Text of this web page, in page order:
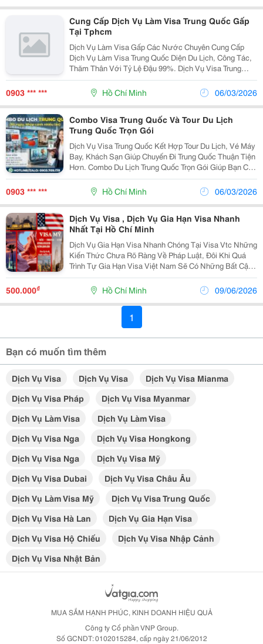
Cung Cấp Dịch Vụ Làm Visa Trung Quốc Gấp
Tại Tphcm
Dịch Vụ Làm Visa Gấp Các Nước Chuyên Cung Cấp
Dịch Vụ Làm Visa Trung Quốc Diện Du Lịch, Công Tác,
Thăm Thân Với Tỷ Lệ Đậu 99%. Dịch Vụ Visa Trung
Quốc Vắng Mặt Cho Trường Hợp Đã Lấy Dấu Vân Tay.
Dịch Vụ Làm Visa Gấp Các Nước Là Website Của Công
0903 *** *** Hồ Chí Minh 06/03/2026
Combo Visa Trung Quốc Và Tour Du Lịch
Trung Quốc Trọn Gói
Dịch Vụ Visa Trung Quốc Kết Hợp Tour Du Lịch, Vé Máy
Bay, Khách Sạn Giúp Chuyến Đi Trung Quốc Thuận Tiện
Hơn. Combo Du Lịch Trung Quốc Trọn Gói Giúp Bạn Có
Chuyến Đi Trung Quốc Nhanh Chóng, Dễ Dàng Và Siêu
Tiết Kiệm. Trung Quốc Là Một Trong Những...
0903 *** *** Hồ Chí Minh 06/03/2026
Dịch Vụ Visa , Dịch Vụ Gia Hạn Visa Nhanh
Nhất Tại Hồ Chí Minh
Dịch Vụ Gia Hạn Visa Nhanh Chóng Tại Visa Vtc Những
Kiến Thức Chưa Rõ Ràng Về Pháp Luật, Đôi Khi Quá
Trình Tự Gia Hạn Visa Việt Nam Sẽ Có Những Bất Cập,
Chạy Đi Chạy Lại 3, 4 Lần Mà Chưa Xong. Điều Đó Sẽ
Mất Rất Nhiều Thời Gian Và Chi Phí Cho Bản...
500.000₫ Hồ Chí Minh 09/06/2026
1
Bạn có muốn tìm thêm
Dịch Vụ Visa Dịch Vụ Visa
Dịch Vụ Visa Mianma
Dịch Vụ Visa Pháp
Dịch Vụ Visa Myanmar
Dịch Vụ Làm Visa
Dịch Vụ Làm Visa
Dịch Vụ Visa Nga
Dịch Vụ Visa Hongkong
Dịch Vụ Visa Nga
Dịch Vụ Visa Mỹ
Dịch Vụ Visa Dubai
Dịch Vụ Visa Châu Âu
Dịch Vụ Làm Visa Mỹ
Dịch Vụ Visa Trung Quốc
Dịch Vụ Visa Hà Lan
Dịch Vụ Gia Hạn Visa
Dịch Vụ Visa Hộ Chiếu
Dịch Vụ Visa Nhập Cảnh
Dịch Vụ Visa Nhật Bản
MUA SẮM HẠNH PHÚC, KINH DOANH HIỆU QUẢ
Công ty Cổ phần VNP Group.
Số GCNDT: 0102015284, cấp ngày 21/06/2012